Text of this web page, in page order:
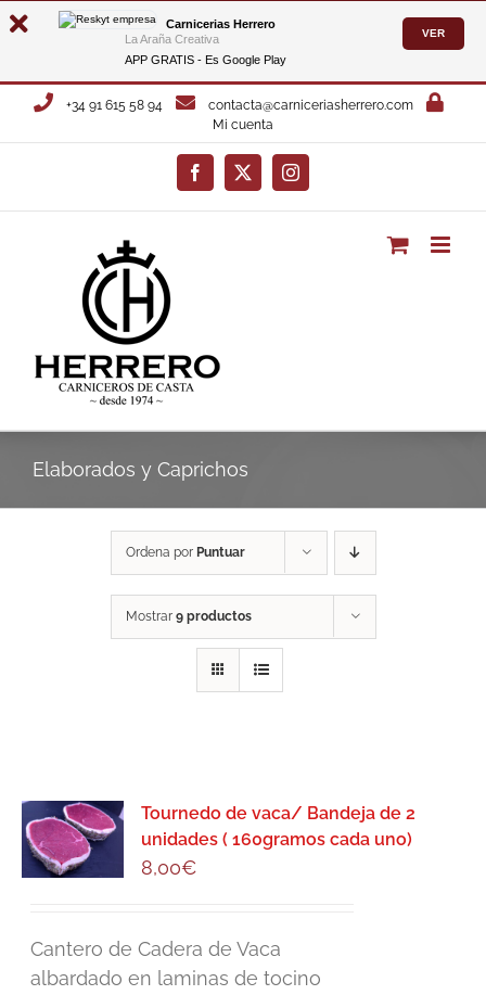
Carnicerias Herrero
La Araña Creativa
APP GRATIS - Es Google Play
VER
Saltar
+34 91 615 58 94
contacta@carniceriasherrero.com
Mi cuenta
Facebook
X Instagram
Elaborados y Caprichos
Ordena por Puntuar
Mostrar 9 productos
Tournedo de vaca/ Bandeja de 2
unidades ( 160gramos cada uno)
8,00€
Cantero de Cadera de Vaca
albardado en laminas de tocino